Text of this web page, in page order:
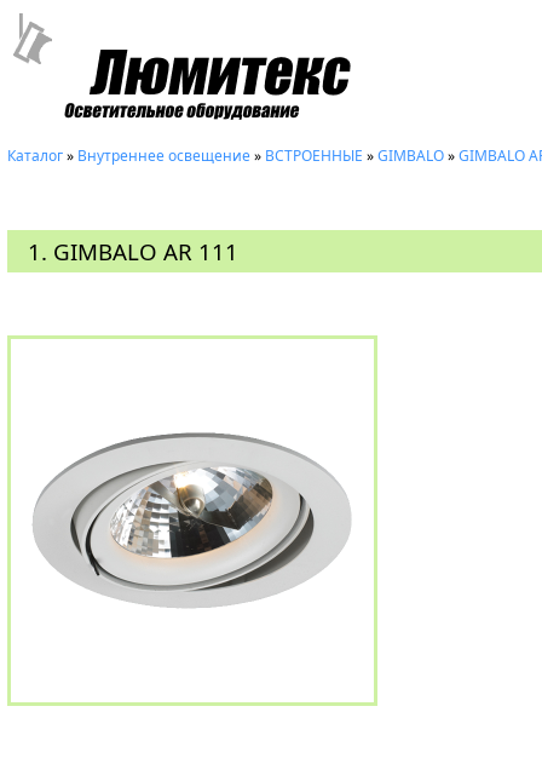
Каталог» Внутреннее освещение» ВСТРОЕННЫЕ »GIMBALO»GIMBALO
1. GIMBALO AR 111